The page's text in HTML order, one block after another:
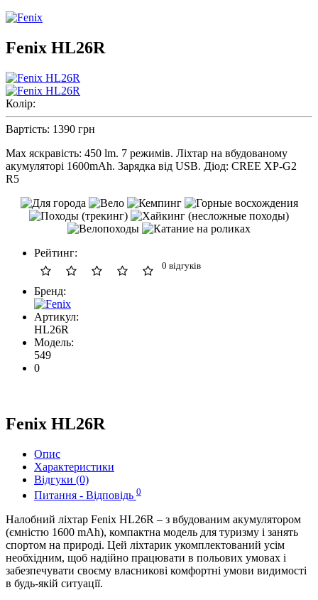
Fenix HL26R
Колір:
Вартість: 1390 грн
Max яскравість: 450 lm. 7 режимів. Ліхтар на вбудованому
акумуляторі 1600mAh. Зарядка від USB. Діод: CREE XP-G2
R5
Рейтинг:
0 відгуків
Бренд:
Артикул:
HL26R
Модель:
549
0
Fenix HL26R
Опис
Характеристики
Відгуки (0)
Питання - Відповідь 0
Налобний ліхтар Fenix HL26R – з вбудованим акумулятором
(ємністю 1600 mAh), компактна модель для туризму і занять
спортом на природі. Цей ліхтарик укомплектований усім
необхідним, щоб надійно працювати в польових умовах і
забезпечувати своєму власникові комфортні умови видимості
в будь-якій ситуації.